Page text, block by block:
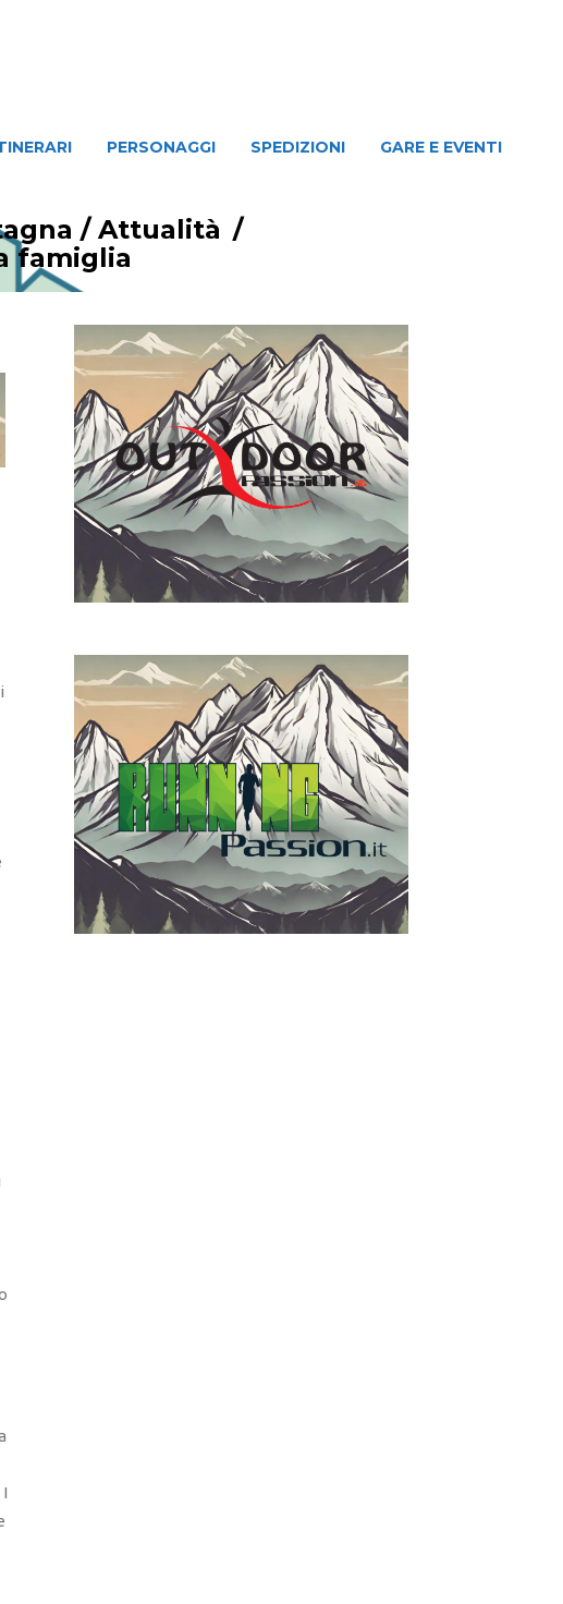
PERSONAGGI SPEDIZIONI GARE E EVENTI
/ Attualità /
famiglia